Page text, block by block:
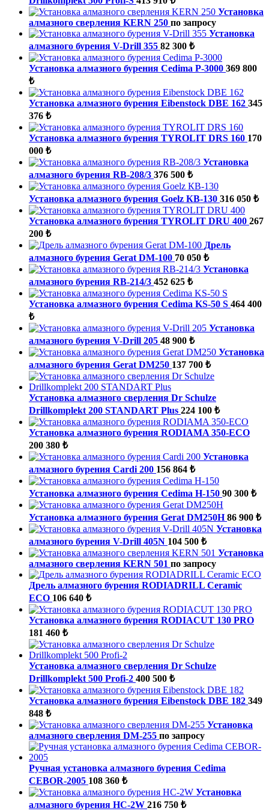
Установка
алмазного сверления KERN 250 по запросу
Установка
алмазного бурения V-Drill 355 82 300 ₺
Установка алмазного бурения Cedima P-3000 369 800
₺
Установка алмазного бурения Eibenstock DBE 162 345
376 ₺
Установка алмазного бурения TYROLIT DRS 160 170
000 ₺
Установка
алмазного бурения RB-208/3 376 500 ₺
Установка алмазного бурения Goelz КВ-130 316 050 ₺
Установка алмазного бурения TYROLIT DRU 400 267
200 ₺
Дрель
алмазного бурения Gerat DM-100 70 050 ₺
Установка
алмазного бурения RB-214/3 452 625 ₺
Установка алмазного бурения Cedima KS-50 S 464 400
₺
Установка
алмазного бурения V-Drill 205 48 900 ₺
Установка
алмазного бурения Gerat DM250 137 700 ₺
Установка алмазного сверления Dr Schulze
Drillkomplekt 200 STANDART Plus 224 100 ₺
Установка алмазного бурения RODIAMA 350-ECO
200 380 ₺
Установка
алмазного бурения Cardi 200 156 864 ₺
Установка алмазного бурения Cedima H-150 90 300 ₺
Установка алмазного бурения Gerat DM250H 86 900 ₺
Установка
алмазного бурения V-Drill 405N 104 500 ₺
Установка
алмазного сверления KERN 501 по запросу
Дрель алмазного бурения RODIADRILL Ceramic
ECO 106 640 ₺
Установка алмазного бурения RODIACUT 130 PRO
181 460 ₺
Установка алмазного сверления Dr Schulze
Drillkomplekt 500 Profi-2 400 500 ₺
Установка алмазного бурения Eibenstock DBE 182 349
848 ₺
Установка
алмазного сверления DM-255 по запросу
Ручная установка алмазного бурения Cedima
CEBOR-2005 108 360 ₺
Установка
алмазного бурения HC-2W 216 750 ₺